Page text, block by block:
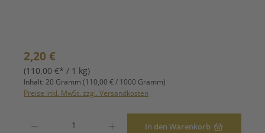
Regulärer Preis:
2,20 €
(110,00 €* / 1 kg)
Inhalt: 20 Gramm (110,00 € / 1000 Gramm)
Preise inkl. MwSt. zzgl. Versandkosten
In den Warenkorb